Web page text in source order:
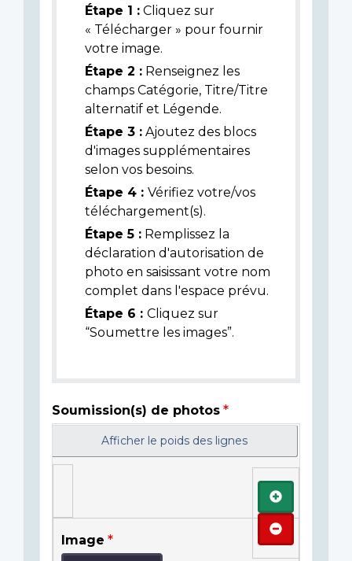
Étape 1 : Cliquez sur
« Télécharger » pour fournir
votre image.
Étape 2 : Renseignez les
champs Catégorie, Titre/Titre
alternatif et Légende.
Étape 3 : Ajoutez des blocs
d'images supplémentaires
selon vos besoins.
Étape 4 : Vérifiez votre/vos
téléchargement(s).
Étape 5 : Remplissez la
déclaration d'autorisation de
photo en saisissant votre nom
complet dans l'espace prévu.
Étape 6 : Cliquez sur
“Soumettre les images”.
Soumission(s) de photos
Afficher le poids des lignes
Image
Ajouter
Retirer